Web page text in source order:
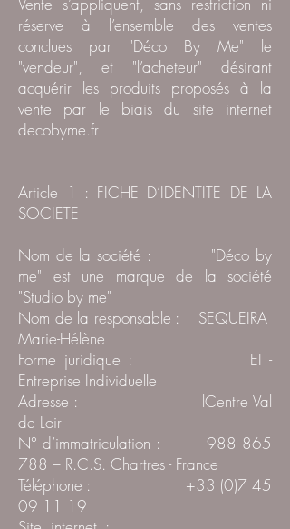
réserve à l’ensemble des ventes
conclues par "Déco By Me" le
"vendeur", et "l’acheteur" désirant
acquérir les produits proposés à la
vente par le biais du site internet
decobyme.fr
Article 1 : FICHE D’IDENTITE DE LA
SOCIETE
Nom de la société : "Déco by
me" est une marque de la société
"Studio by me"
Nom de la responsable : SEQUEIRA
Marie-Hélène
Forme juridique : EI -
Entreprise Individuelle
Adresse : lCentre Val
de Loir
N° d’immatriculation : 988 865
788 – R.C.S. Chartres - France
Téléphone : +33 (0)7 45
09 11 19